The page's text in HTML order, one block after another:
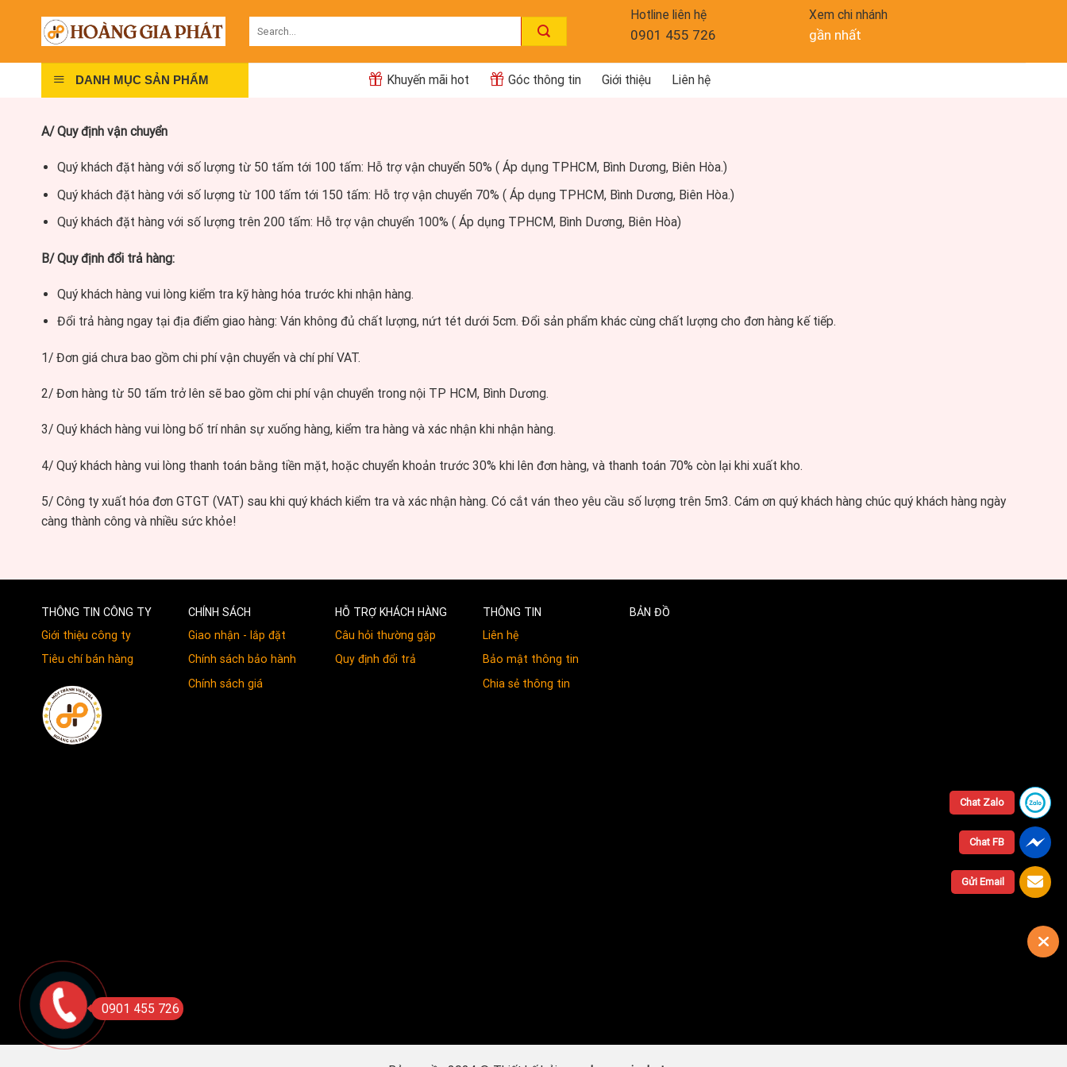
content
Hotline liên hệ
0901 455 726
Xem chi nhánh
gần nhất
DANH MỤC SẢN PHẨM Khuyến mãi hot Góc thông tin Giới thiệu Liên hệ
A/ Quy định vận chuyển
Quý khách đặt hàng với số lượng từ 50 tấm tới 100 tấm: Hỗ trợ vận chuyển 50% ( Áp dụng TPHCM, Bình Dương, Biên Hòa.)
Quý khách đặt hàng với số lượng từ 100 tấm tới 150 tấm: Hỗ trợ vận chuyển 70% ( Áp dụng TPHCM, Bình Dương, Biên Hòa.)
Quý khách đặt hàng với số lượng trên 200 tấm: Hỗ trợ vận chuyển 100% ( Áp dụng TPHCM, Bình Dương, Biên Hòa)
B/ Quy định đổi trả hàng:
Quý khách hàng vui lòng kiểm tra kỹ hàng hóa trước khi nhận hàng.
Đổi trả hàng ngay tại địa điểm giao hàng: Ván không đủ chất lượng, nứt tét dưới 5cm. Đổi sản phẩm khác cùng chất lượng cho đơn hàng kế tiếp.
1/ Đơn giá chưa bao gồm chi phí vận chuyển và chí phí VAT.
2/ Đơn hàng từ 50 tấm trở lên sẽ bao gồm chi phí vận chuyển trong nội TP HCM, Bình Dương.
3/ Quý khách hàng vui lòng bố trí nhân sự xuống hàng, kiểm tra hàng và xác nhận khi nhận hàng.
4/ Quý khách hàng vui lòng thanh toán bằng tiền mặt, hoặc chuyển khoản trước 30% khi lên đơn hàng, và thanh toán 70% còn lại khi xuất kho.
5/ Công ty xuất hóa đơn GTGT (VAT) sau khi quý khách kiểm tra và xác nhận hàng. Có cắt ván theo yêu cầu số lượng trên 5m3. Cám ơn quý khách hàng chúc quý khách hàng ngày
càng thành công và nhiều sức khỏe!
THÔNG TIN CÔNG TY
Giới thiệu công ty
Tiêu chí bán hàng
CHÍNH SÁCH
Giao nhận - lắp đặt
Chính sách bảo hành
Chính sách giá
HỖ TRỢ KHÁCH HÀNG
Câu hỏi thường gặp
Quy định đổi trả
THÔNG TIN
Liên hệ
Bảo mật thông tin
Chia sẻ thông tin
BẢN ĐỒ
0901 455 726
Chat Zalo
Chat FB
Gửi Email